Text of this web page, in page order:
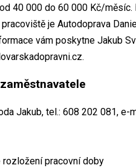
40 000 do 60 000 Kč/
je Autodoprava
vám poskytne Jakub
Jakub, tel.: 608 202 081,
rozložení pracovní doby